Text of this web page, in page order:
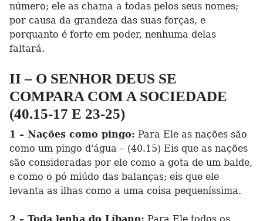
número; ele as chama a todas pelos seus nomes;
por causa da grandeza das suas forças, e
porquanto é forte em poder, nenhuma delas
faltará.
II – O SENHOR DEUS SE
COMPARA COM A SOCIEDADE
(40.15-17 E 23-25)
1 – Nações como pingo: Para Ele as nações são
como um pingo d'água – (40.15) Eis que as nações
são consideradas por ele como a gota de um balde,
e como o pó miúdo das balanças; eis que ele
levanta as ilhas como a uma coisa pequeníssima.